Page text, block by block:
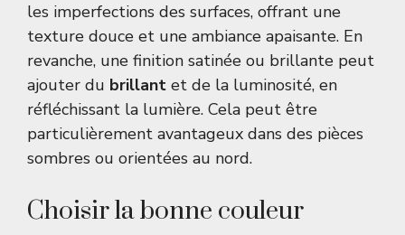
les imperfections des surfaces, offrant une
texture douce et une ambiance apaisante. En
revanche, une finition satinée ou brillante peut
ajouter du brillant et de la luminosité, en
réfléchissant la lumière. Cela peut être
particulièrement avantageux dans des pièces
sombres ou orientées au nord.
Choisir la bonne couleur